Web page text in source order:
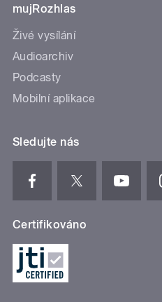
mujRozhlas
Živé vysílání
Audioarchiv
Podcasty
Mobilní aplikace
Sledujte nás
Certifikováno